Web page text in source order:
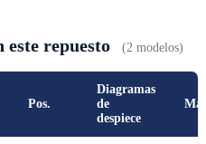
este repuesto (2 modelos)
Pos.
Diagramas
de
despiece